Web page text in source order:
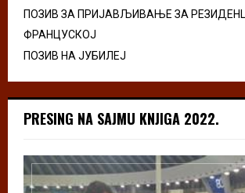
ПОЗИВ ЗА ПРИЈАВЉИВАЊЕ ЗА
ФРАНЦУСКОЈ
ПОЗИВ НА ЈУБИЛЕЈ
PRESING NA SAJMU KNJIGA 2022.